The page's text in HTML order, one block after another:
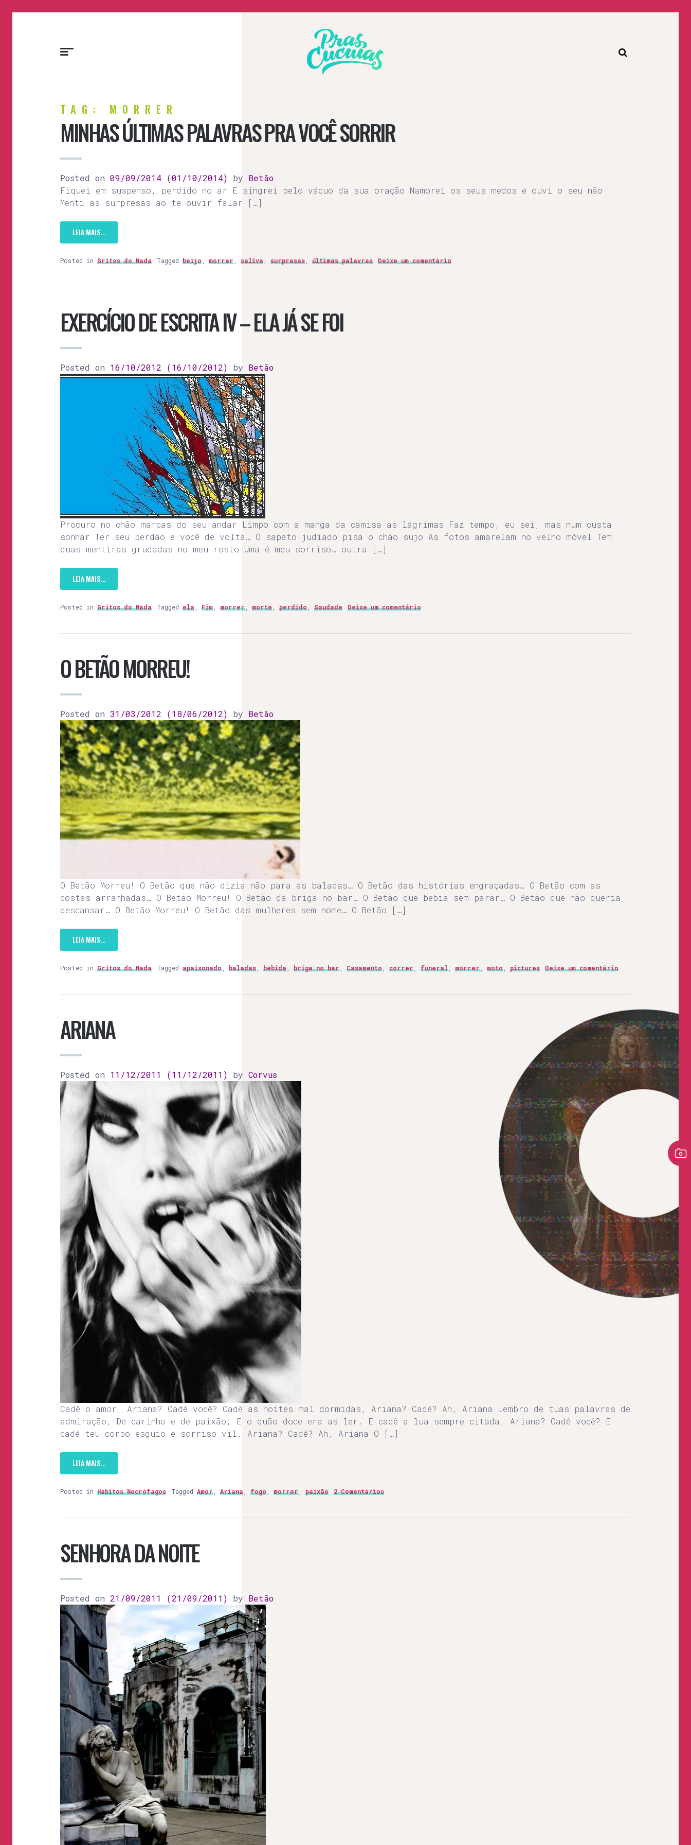
Prascucuias
TAG: MORRER
MINHAS ÚLTIMAS PALAVRAS PRA VOCÊ SORRIR
Posted on 09/09/2014 (01/10/2014) by Betão
Fiquei em suspenso, perdido no ar E singrei pelo vácuo da sua oração Namorei os seus medos e ouvi o seu não
Menti as surpresas ao te ouvir falar […]
LEIA MAIS…
Posted in Gritos do Nada Tagged beijo morrer saliva surpresas últimas palavras Deixe um comentário
EXERCÍCIO DE ESCRITA IV – ELA JÁ SE FOI
Posted on 16/10/2012 (16/10/2012) by Betão
Procuro no chão marcas do seu andar Limpo com a manga da camisa as lágrimas Faz tempo, eu sei, mas num custa
sonhar Ter seu perdão e você de volta… O sapato judiado pisa o chão sujo As fotos amarelam no velho móvel Tem
duas mentiras grudadas no meu rosto Uma é meu sorriso… outra […]
LEIA MAIS…
Posted in Gritos do Nada Tagged ela Fim morrer morte perdido Saudade Deixe um comentário
O BETÃO MORREU!
Posted on 31/03/2012 (18/06/2012) by Betão
O Betão Morreu! O Betão que não dizia não para as baladas… O Betão das histórias engraçadas… O Betão com as
costas arranhadas… O Betão Morreu! O Betão da briga no bar… O Betão que bebia sem parar… O Betão que não queria
descansar… O Betão Morreu! O Betão das mulheres sem nome… O Betão […]
LEIA MAIS…
Posted in Gritos do Nada Tagged apaixonado baladas bebida briga no bar Casamento correr funeral morrer moto pictures Deixe um comentário
ARIANA
Posted on 11/12/2011 (11/12/2011) by Corvus
Cadê o amor, Ariana? Cadê você? Cadê as noites mal dormidas, Ariana? Cadê? Ah, Ariana Lembro de tuas palavras de
admiração, De carinho e de paixão, E o quão doce era as ler. E cadê a lua sempre citada, Ariana? Cadê você? E
cadê teu corpo esguio e sorriso vil, Ariana? Cadê? Ah, Ariana O […]
LEIA MAIS…
Posted in Hábitos Necrófagos Tagged Amor Ariana fogo morrer paixão 2 Comentários
SENHORA DA NOITE
Posted on 21/09/2011 (21/09/2011) by Betão